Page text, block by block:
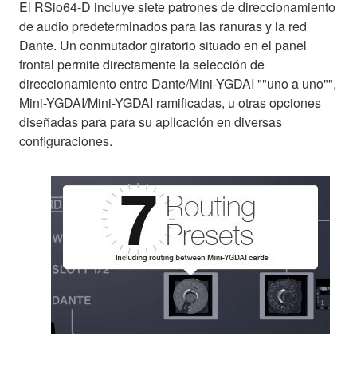
El RSio64-D incluye siete patrones de direccionamiento
de audio predeterminados para las ranuras y la red
Dante. Un conmutador giratorio situado en el panel
frontal permite directamente la selección de
direccionamiento entre Dante/Mini-YGDAI ""uno a uno"",
Mini-YGDAI/Mini-YGDAI ramificadas, u otras opciones
diseñadas para para su aplicación en diversas
configuraciones.